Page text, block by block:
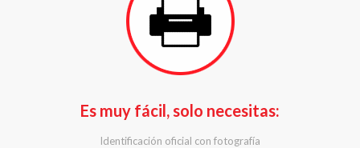
Es muy fácil, solo necesitas:
Identificación oficial con fotografía